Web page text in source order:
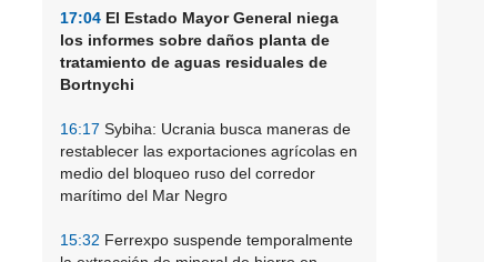
17:04 El Estado Mayor General niega
los informes sobre daños planta de
tratamiento de aguas residuales de
Bortnychi
16:17 Sybiha: Ucrania busca maneras de
restablecer las exportaciones agrícolas en
medio del bloqueo ruso del corredor
marítimo del Mar Negro
15:32 Ferrexpo suspende temporalmente